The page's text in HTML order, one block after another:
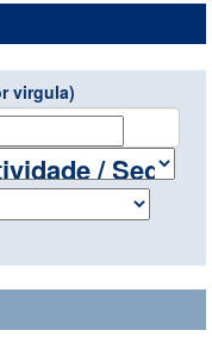
virgula)